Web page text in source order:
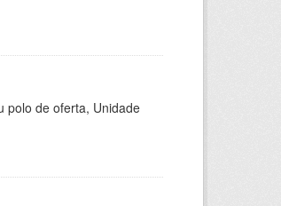
polo de oferta, Unidade